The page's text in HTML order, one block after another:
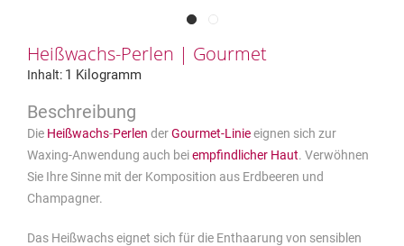
Heißwachs-Perlen | Gourmet
Inhalt: 1 Kilogramm
Die Heißwachs-Perlen derGourmet-Linieeignen sich zur
Waxing-Anwendung auch beiempfindlicher Haut. Verwöhnen
Sie Ihre Sinne mit der Komposition aus Erdbeeren und
Champagner.
Das Heißwachs eignet sich für die Enthaarung von sensiblen